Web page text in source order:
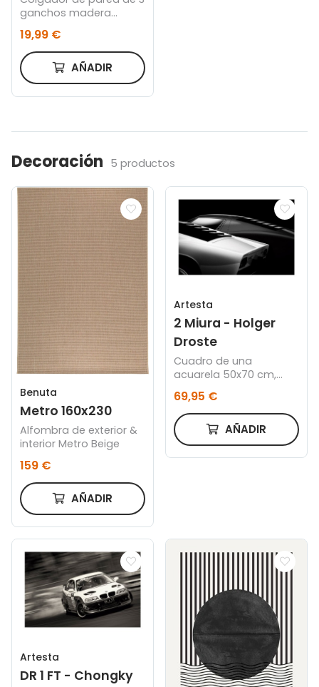
ganchos madera
abedul
19,99 €
AÑADIR
Decoración 5 productos
Benuta
Metro 160x230
Alfombra de exterior &
interior Metro Beige
159 €
AÑADIR
Artesta
2 Miura - Holger
Droste
Cuadro de una
acuarela 50x70 cm,
69,95 €
AÑADIR
Artesta
DR 1 FT - Chongky